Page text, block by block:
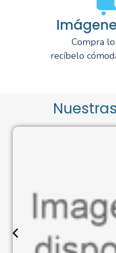
Compra
recíbelo